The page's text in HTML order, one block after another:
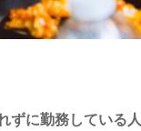
ずに勤務している